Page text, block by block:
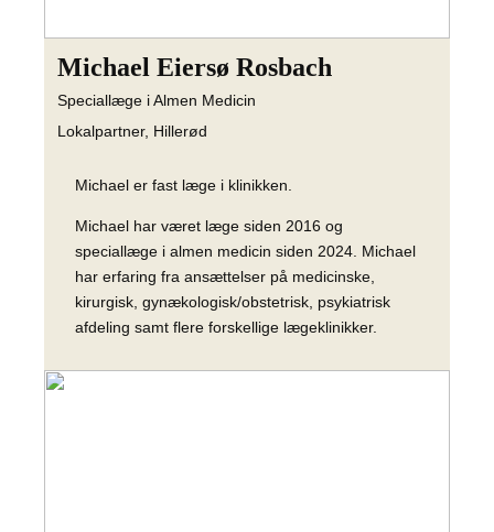
Michael Eiersø Rosbach
Speciallæge i Almen Medicin
Lokalpartner, Hillerød
Michael er fast læge i klinikken.
Michael har været læge siden 2016 og
speciallæge i almen medicin siden 2024. Michael
har erfaring fra ansættelser på medicinske,
kirurgisk, gynækologisk/obstetrisk, psykiatrisk
afdeling samt flere forskellige lægeklinikker.